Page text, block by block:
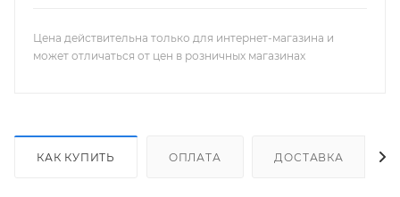
Цена действительна только для интернет-магазина и
может отличаться от цен в розничных магазинах
КАК КУПИТЬ ОПЛАТА ДОСТАВКА